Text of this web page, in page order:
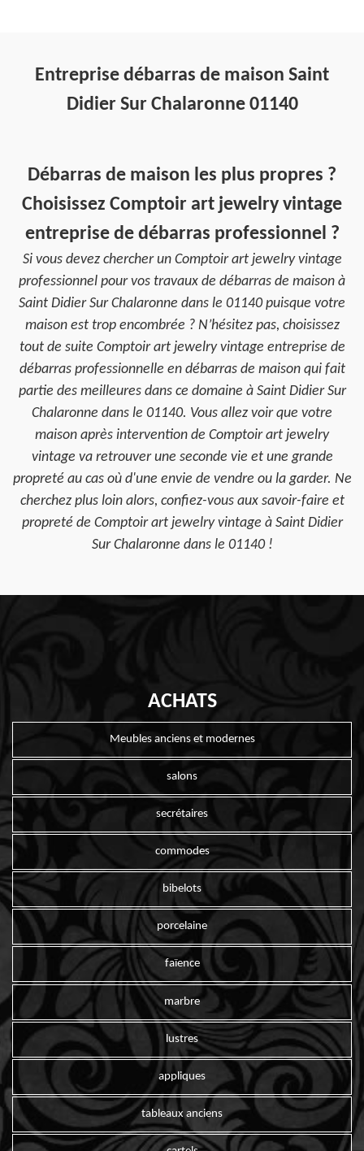
Entreprise débarras de maison Saint
Didier Sur Chalaronne 01140
Débarras de maison les plus propres ?
Choisissez Comptoir art jewelry vintage
entreprise de débarras professionnel ?
Si vous devez chercher un Comptoir art jewelry vintage
professionnel pour vos travaux de débarras de maison à
Saint Didier Sur Chalaronne dans le 01140 puisque votre
maison est trop encombrée ? N’hésitez pas, choisissez
tout de suite Comptoir art jewelry vintage entreprise de
débarras professionnelle en débarras de maison qui fait
partie des meilleures dans ce domaine à Saint Didier Sur
Chalaronne dans le 01140. Vous allez voir que votre
maison après intervention de Comptoir art jewelry
vintage va retrouver une seconde vie et une grande
propreté au cas où d'une envie de vendre ou la garder. Ne
cherchez plus loin alors, confiez-vous aux savoir-faire et
propreté de Comptoir art jewelry vintage à Saint Didier
Sur Chalaronne dans le 01140 !
ACHATS
Meubles anciens et modernes
salons
secrétaires
commodes
bibelots
porcelaine
faïence
marbre
lustres
appliques
tableaux anciens